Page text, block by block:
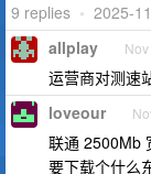
9 replies • 2025-
allplay
运营商对测速
loveour
联通 2500Mb
要下载个什么